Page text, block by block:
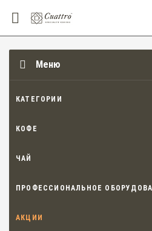
Меню
КАТЕГОРИИ
КОФЕ
ЧАЙ
ПРОФЕССИОНАЛЬНОЕ
АКЦИИ